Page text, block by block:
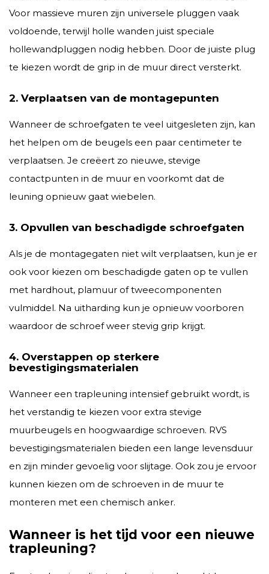
Voor massieve muren zijn universele pluggen vaak
voldoende, terwijl holle wanden juist speciale
hollewandpluggen nodig hebben. Door de juiste plug
te kiezen wordt de grip in de muur direct versterkt.
2. Verplaatsen van de montagepunten
Wanneer de schroefgaten te veel uitgesleten zijn, kan
het helpen om de beugels een paar centimeter te
verplaatsen. Je creëert zo nieuwe, stevige
contactpunten in de muur en voorkomt dat de
leuning opnieuw gaat wiebelen.
3. Opvullen van beschadigde schroefgaten
Als je de montagegaten niet wilt verplaatsen, kun je er
ook voor kiezen om beschadigde gaten op te vullen
met hardhout, plamuur of tweecomponenten
vulmiddel. Na uitharding kun je opnieuw voorboren
waardoor de schroef weer stevig grip krijgt.
4. Overstappen op sterkere
bevestigingsmaterialen
Wanneer een trapleuning intensief gebruikt wordt, is
het verstandig te kiezen voor extra stevige
muurbeugels en hoogwaardige schroeven. RVS
bevestigingsmaterialen bieden een lange levensduur
en zijn minder gevoelig voor slijtage. Ook zou je ervoor
kunnen kiezen om de schroeven in de muur te
monteren met een chemisch anker.
Wanneer is het tijd voor een nieuwe
trapleuning?